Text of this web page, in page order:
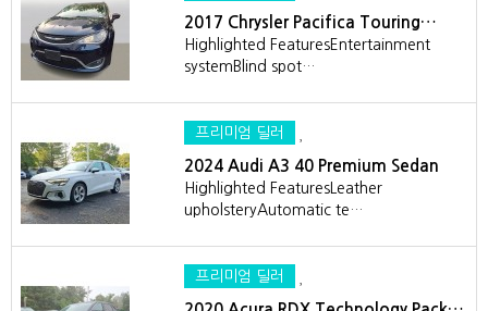
2017 Chrysler Pacifica Touring…
Highlighted FeaturesEntertainment
systemBlind spot…
프리미엄 딜러
2024 Audi A3 40 Premium Sedan
Highlighted FeaturesLeather
upholsteryAutomatic te…
프리미엄 딜러